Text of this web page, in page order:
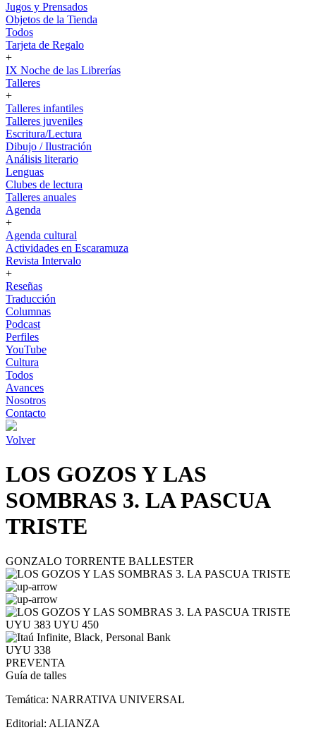
Jugos y Prensados
Objetos de la Tienda
Todos
Tarjeta de Regalo
+
IX Noche de las Librerías
Talleres
+
Talleres infantiles
Talleres juveniles
Escritura/Lectura
Dibujo / Ilustración
Análisis literario
Lenguas
Clubes de lectura
Talleres anuales
Agenda
+
Agenda cultural
Actividades en Escaramuza
Revista Intervalo
+
Reseñas
Traducción
Columnas
Podcast
Perfiles
YouTube
Cultura
Todos
Avances
Nosotros
Contacto
Volver
LOS GOZOS Y LAS
SOMBRAS 3. LA PASCUA
TRISTE
GONZALO TORRENTE BALLESTER
UYU 383 UYU 450
UYU 338
PREVENTA
Guía de talles
Temática: NARRATIVA UNIVERSAL
Editorial: ALIANZA